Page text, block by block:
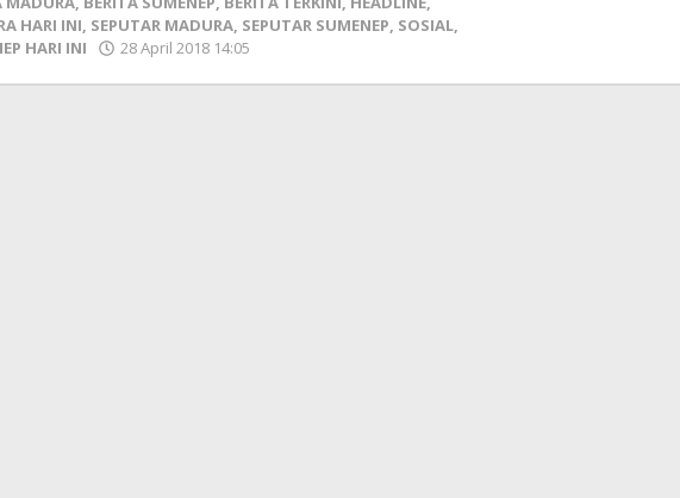
HARI INI, SEPUTAR MADURA, SEPUTAR SUMENEP, SOSIAL,
HARI INI
28 April 2018 14:05